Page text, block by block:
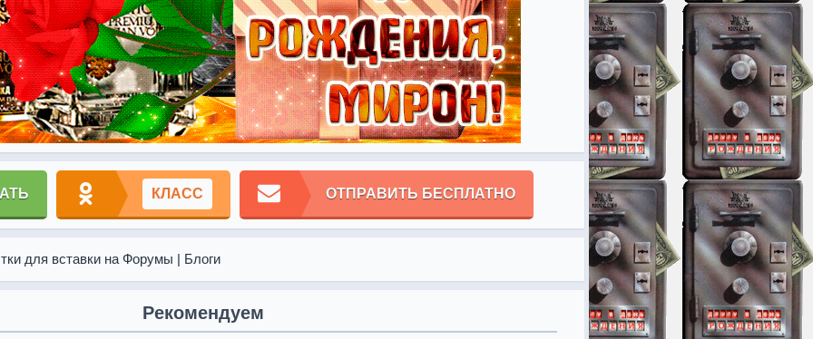
КЛАСС ОТПРАВИТЬ БЕСПЛАТНО
для вставки на Форумы | Блоги
Рекомендуем